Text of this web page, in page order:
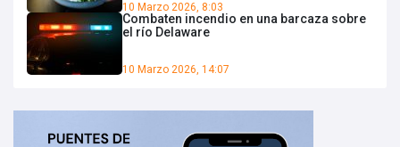
10 Marzo 2026, 8:03
Combaten incendio en una barcaza sobre
el río Delaware
10 Marzo 2026, 14:07